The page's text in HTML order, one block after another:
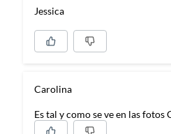
Jessica
Carolina
Es tal y como se ve en las fotos